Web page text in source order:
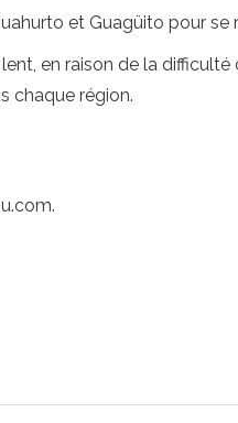
et Guagüito pour se
en raison de la
chaque région.